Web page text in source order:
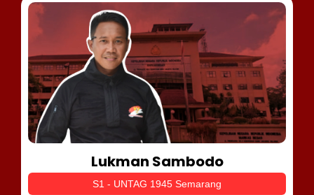
Lukman Sambodo
S1 - UNTAG 1945 Semarang